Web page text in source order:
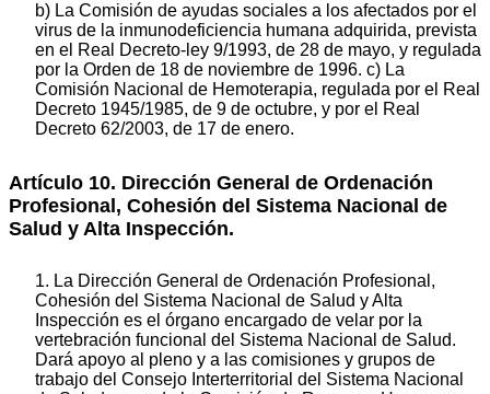
b) La Comisión de ayudas sociales a los afectados por el
virus de la inmunodeficiencia humana adquirida, prevista
en el Real Decreto-ley 9/1993, de 28 de mayo, y regulada
por la Orden de 18 de noviembre de 1996. c) La
Comisión Nacional de Hemoterapia, regulada por el Real
Decreto 1945/1985, de 9 de octubre, y por el Real
Decreto 62/2003, de 17 de enero.
Artículo 10. Dirección General de Ordenación
Profesional, Cohesión del Sistema Nacional de
Salud y Alta Inspección.
1. La Dirección General de Ordenación Profesional,
Cohesión del Sistema Nacional de Salud y Alta
Inspección es el órgano encargado de velar por la
vertebración funcional del Sistema Nacional de Salud.
Dará apoyo al pleno y a las comisiones y grupos de
trabajo del Consejo Interterritorial del Sistema Nacional